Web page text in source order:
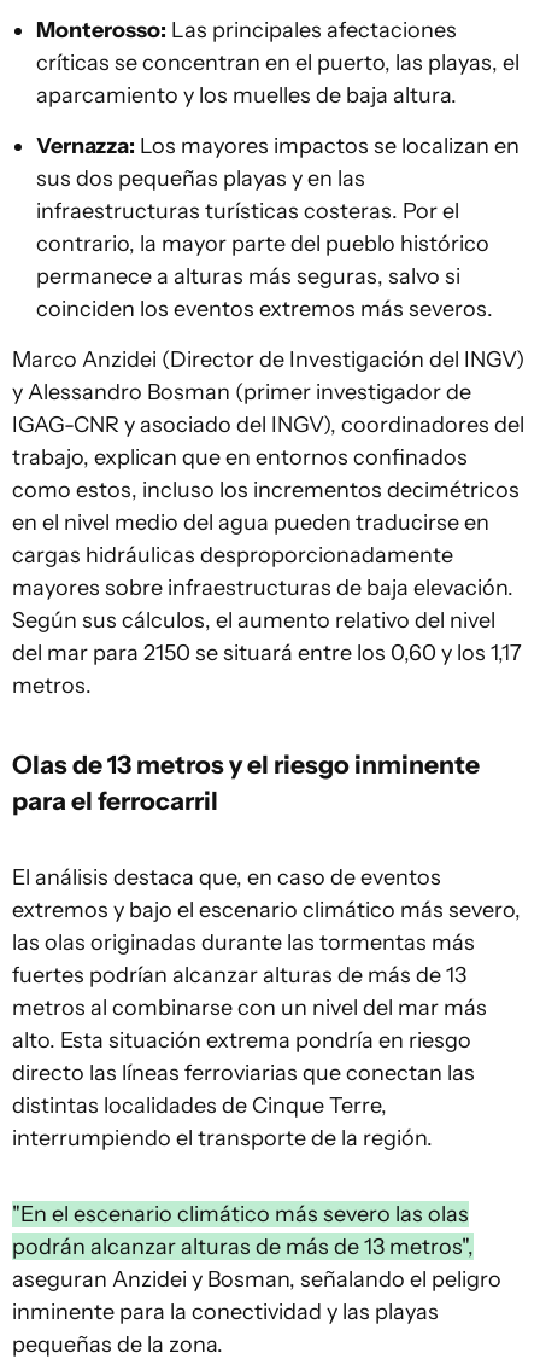
Monterosso: Las principales afectaciones
críticas se concentran en el puerto, las playas, el
aparcamiento y los muelles de baja altura.
Vernazza: Los mayores impactos se localizan en
sus dos pequeñas playas y en las
infraestructuras turísticas costeras. Por el
contrario, la mayor parte del pueblo histórico
permanece a alturas más seguras, salvo si
coinciden los eventos extremos más severos.
Marco Anzidei (Director de Investigación del INGV)
y Alessandro Bosman (primer investigador de
IGAG-CNR y asociado del INGV), coordinadores del
trabajo, explican que en entornos confinados
como estos, incluso los incrementos decimétricos
en el nivel medio del agua pueden traducirse en
cargas hidráulicas desproporcionadamente
mayores sobre infraestructuras de baja elevación.
Según sus cálculos, el aumento relativo del nivel
del mar para 2150 se situará entre los 0,60 y los 1,17
metros.
Olas de 13 metros y el riesgo inminente
para el ferrocarril
El análisis destaca que, en caso de eventos
extremos y bajo el escenario climático más severo,
las olas originadas durante las tormentas más
fuertes podrían alcanzar alturas de más de 13
metros al combinarse con un nivel del mar más
alto. Esta situación extrema pondría en riesgo
directo las líneas ferroviarias que conectan las
distintas localidades de Cinque Terre,
interrumpiendo el transporte de la región.
"En el escenario climático más severo las olas
podrán alcanzar alturas de más de 13 metros",
aseguran Anzidei y Bosman, señalando el peligro
inminente para la conectividad y las playas
pequeñas de la zona.